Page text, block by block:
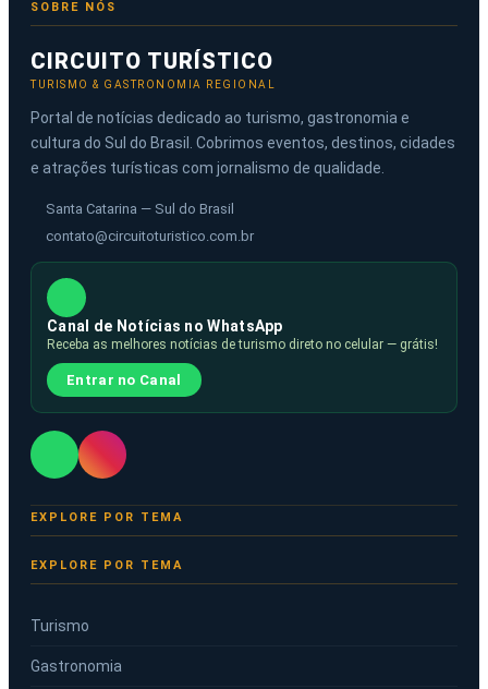
SOBRE NÓS
CIRCUITO TURÍSTICO
TURISMO & GASTRONOMIA REGIONAL
Portal de notícias dedicado ao turismo, gastronomia e
cultura do Sul do Brasil. Cobrimos eventos, destinos, cidades
e atrações turísticas com jornalismo de qualidade.
Santa Catarina — Sul do Brasil
contato@circuitoturistico.com.br
Canal de Notícias no WhatsApp
Receba as melhores notícias de turismo direto no celular — grátis!
Entrar no Canal
EXPLORE POR TEMA
Turismo
Gastronomia